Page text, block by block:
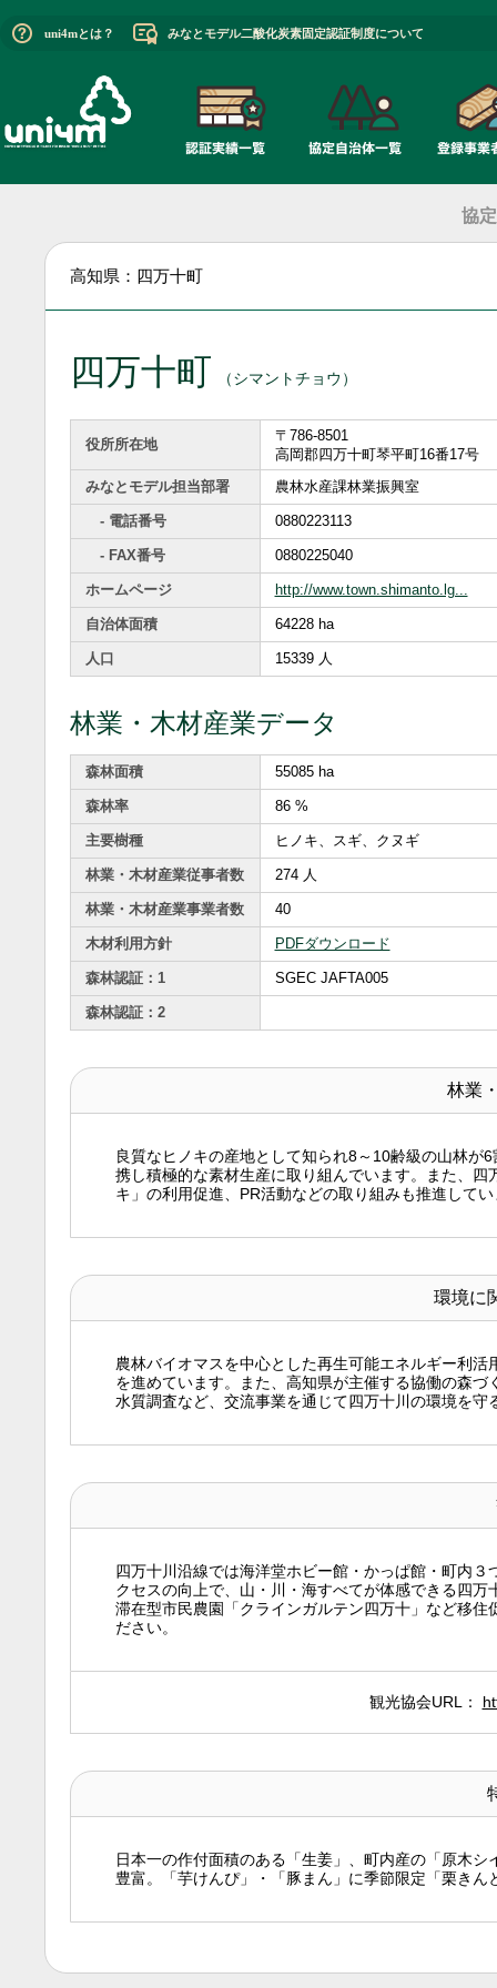
uni4mとは？ みなとモデル二酸化炭素固定認証制度について
協
高知県：四万十町
四万十町 （シマントチョウ）
役所所在地
〒786-8501
高岡郡四万十町琴平町16番17号
みなとモデル担当部署
農林水産課林業振興室
- 電話番号 0880223113
- FAX番号 0880225040
ホームページ http://www.town.shimanto.lg...
自治体面積 64228 ha
人口 15339 人
林業・木材産業データ
森林面積 55085 ha
森林率 86 %
主要樹種 ヒノキ、スギ、クヌギ
林業・木材産業従事者数 274 人
林業・木材産業事業者数 40
木材利用方針 PDFダウンロード
森林認証：1 SGEC JAFTA005
森林認証：2
林業
良質なヒノキの産地として知られ8～10齢級の山林が
携し積極的な素材生産に取り組んでいます。また、
キ」の利用促進、PR活動などの取り組みも推進してい
環境に
農林バイオマスを中心とした再生可能エネルギー利
を進めています。また、高知県が主催する協働の森
水質調査など、交流事業を通じて四万十川の環境を守
四万十川沿線では海洋堂ホビー館・かっぱ館・町内
クセスの向上で、山・川・海すべてが体感できる四
滞在型市民農園「クラインガルテン四万十」など移
ださい。
観光協会URL：
日本一の作付面積のある「生姜」、町内産の「原木
豊富。「芋けんぴ」・「豚まん」に季節限定「栗き